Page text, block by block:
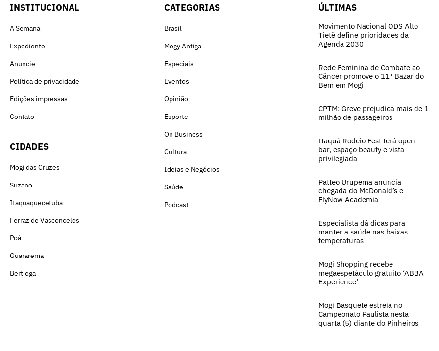
INSTITUCIONAL
A Semana
Expediente
Anuncie
Política de privacidade
Edições impressas
Contato
CIDADES
Mogi das Cruzes
Suzano
Itaquaquecetuba
Ferraz de Vasconcelos
Poá
Guararema
Bertioga
CATEGORIAS
Brasil
Mogy Antiga
Especiais
Eventos
Opinião
Esporte
On Business
Cultura
Ideias e Negócios
Saúde
Podcast
ÚLTIMAS
Movimento Nacional ODS Alto
Tietê define prioridades da
Agenda 2030
Rede Feminina de Combate ao
Câncer promove o 11º Bazar do
Bem em Mogi
CPTM: Greve prejudica mais de 1
milhão de passageiros
Itaquá Rodeio Fest terá open
bar, espaço beauty e vista
privilegiada
Patteo Urupema anuncia
chegada do McDonald’s e
FlyNow Academia
Especialista dá dicas para
manter a saúde nas baixas
temperaturas
Mogi Shopping recebe
megaespetáculo gratuito ‘ABBA
Experience’
Mogi Basquete estreia no
Campeonato Paulista nesta
quarta (5) diante do Pinheiros